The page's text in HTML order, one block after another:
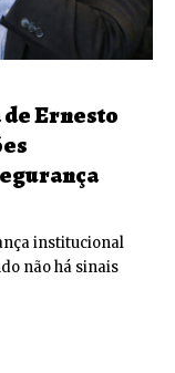
Ernesto
institucional
não há sinais